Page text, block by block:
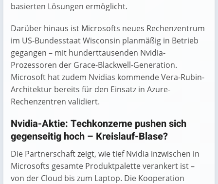
basierten Lösungen ermöglicht.
Darüber hinaus ist Microsofts neues Rechenzentrum
im US-Bundesstaat Wisconsin planmäßig in Betrieb
gegangen – mit hunderttausenden Nvidia-
Prozessoren der Grace-Blackwell-Generation.
Microsoft hat zudem Nvidias kommende Vera-Rubin-
Architektur bereits für den Einsatz in Azure-
Rechenzentren validiert.
Nvidia-Aktie: Techkonzerne pushen sich
gegenseitig hoch – Kreislauf-Blase?
Die Partnerschaft zeigt, wie tief Nvidia inzwischen in
Microsofts gesamte Produktpalette verankert ist –
von der Cloud bis zum Laptop. Die Kooperation